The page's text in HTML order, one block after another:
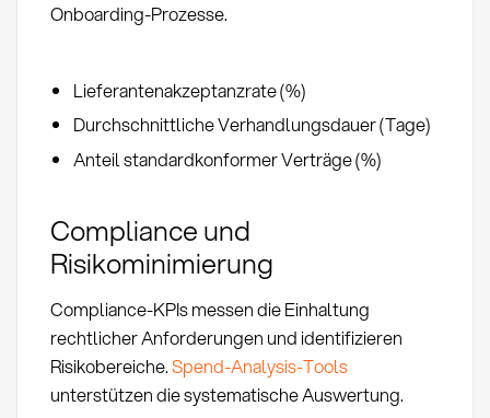
Onboarding-Prozesse.
Lieferantenakzeptanzrate (%)
Durchschnittliche Verhandlungsdauer (Tage)
Anteil standardkonformer Verträge (%)
Compliance und
Risikominimierung
Compliance-KPIs messen die Einhaltung
rechtlicher Anforderungen und identifizieren
Risikobereiche.Spend-Analysis-Tools
unterstützen die systematische Auswertung.